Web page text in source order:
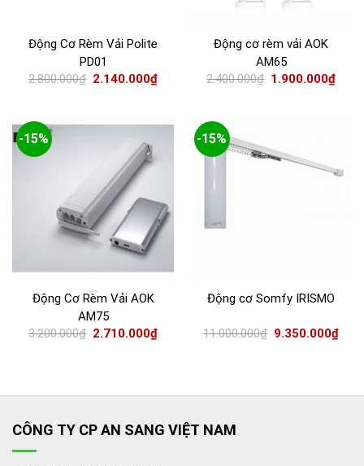
Động Cơ Rèm Vải Polite
PD01
2.800.000₫ 2.140.000₫
Động cơ rèm vải AOK
AM65
2.400.000₫ 1.900.000₫
-15%
Động Cơ Rèm Vải AOK
AM75
3.200.000₫ 2.710.000₫
-15%
Động cơ Somfy IRISMO
11.000.000₫ 9.350.000₫
CÔNG TY CP AN SANG VIỆT NAM